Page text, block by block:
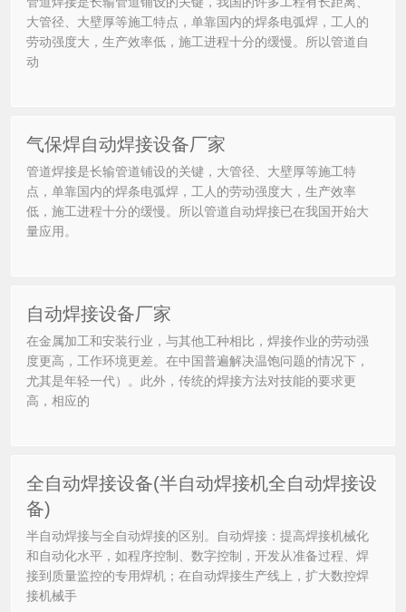
大管径、大壁厚等施工特点，单靠国内的焊条电弧焊，工人的
劳动强度大，生产效率低，施工进程十分的缓慢。所以管道自
动
气保焊自动焊接设备厂家
管道焊接是长输管道铺设的关键，大管径、大壁厚等施工特
点，单靠国内的焊条电弧焊，工人的劳动强度大，生产效率
低，施工进程十分的缓慢。所以管道自动焊接已在我国开始大
量应用。
自动焊接设备厂家
在金属加工和安装行业，与其他工种相比，焊接作业的劳动强
度更高，工作环境更差。在中国普遍解决温饱问题的情况下，
尤其是年轻一代）。此外，传统的焊接方法对技能的要求更
高，相应的
全自动焊接设备(半自动焊接机全自动焊接设
备)
半自动焊接与全自动焊接的区别。自动焊接：提高焊接机械化
和自动化水平，如程序控制、数字控制，开发从准备过程、焊
接到质量监控的专用焊机；在自动焊接生产线上，扩大数控焊
接机械手